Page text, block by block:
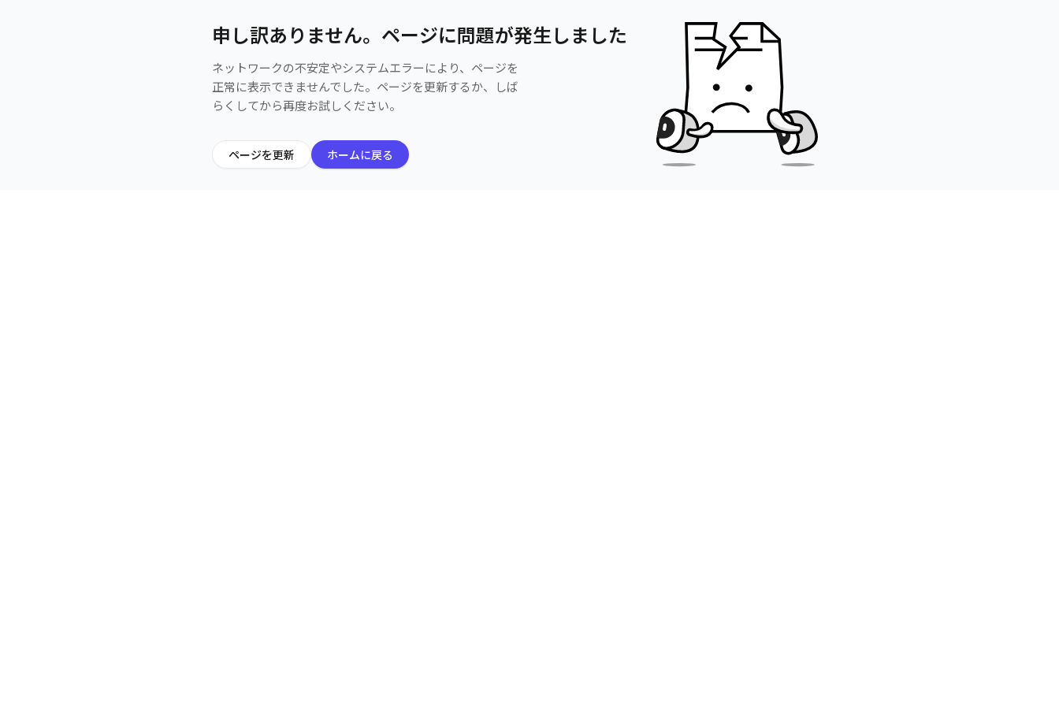
申し訳ありません。ページに問題が発生しました
ネットワークの不安定やシステムエラーにより、ページを
正常に表示できませんでした。ページを更新するか、しば
らくしてから再度お試しください。
ページを更新 ホームに戻る